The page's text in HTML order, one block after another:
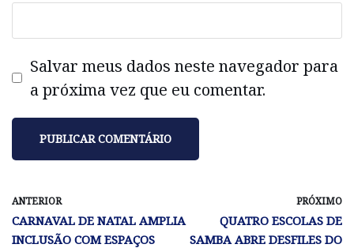
Salvar meus dados neste navegador para
a próxima vez que eu comentar.
ANTERIOR
CARNAVAL DE NATAL AMPLIA
INCLUSÃO COM ESPAÇOS
PRÓXIMO
QUATRO ESCOLAS DE
SAMBA ABRE DESFILES DO